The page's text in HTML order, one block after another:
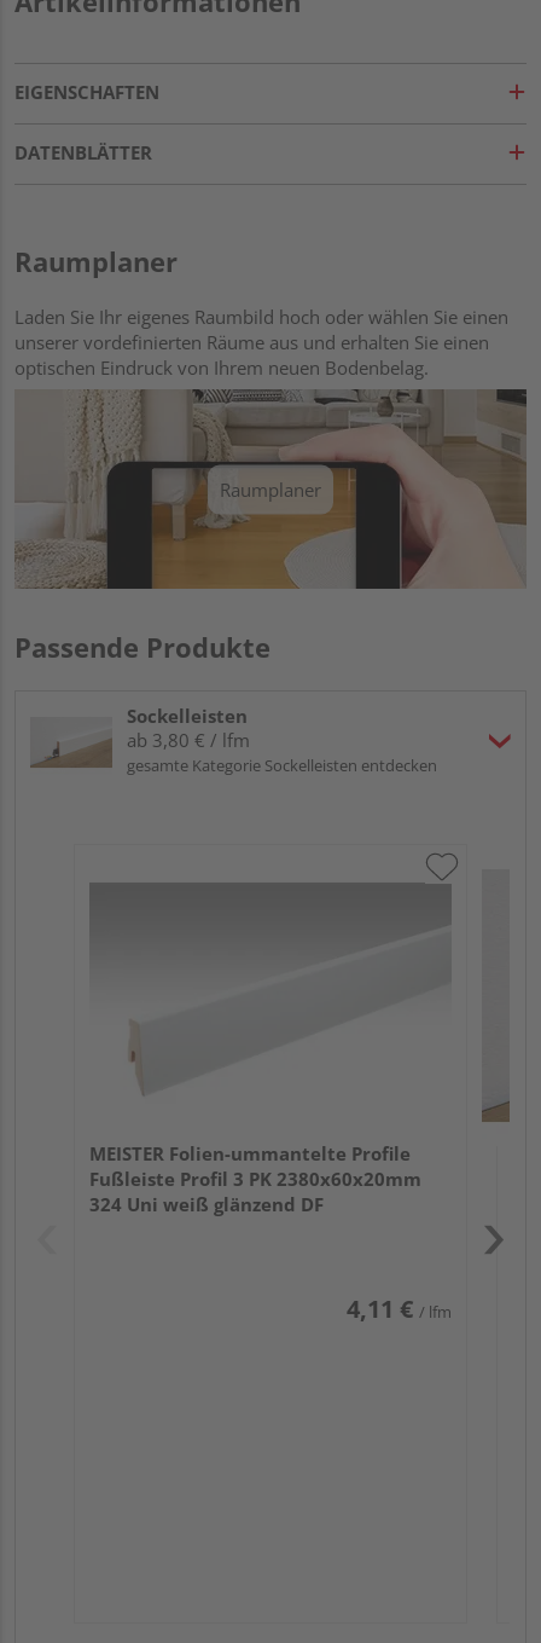
EIGENSCHAFTEN
DATENBLÄTTER
Raumplaner
Laden Sie Ihr eigenes Raumbild hoch oder wählen Sie einen
unserer vordefinierten Räume aus und erhalten Sie einen
optischen Eindruck von Ihrem neuen Bodenbelag.
Raumplaner
Passende Produkte
Sockelleisten
ab 3,80 € / lfm
gesamte Kategorie Sockelleisten entdecken
MEISTER Folien-ummantelte Profile
Fußleiste Profil 3 PK 2380x60x20mm
324 Uni weiß glänzend DF
4,11 € / lfm